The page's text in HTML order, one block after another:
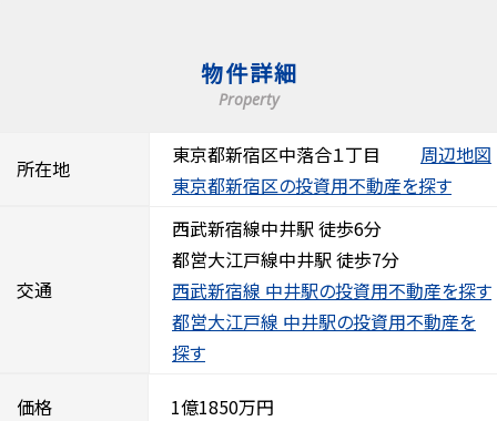
物件詳細
Property
所在地
東京都新宿区中落合１丁目
周辺地図
東京都新宿区の投資用不動産を探す
交通
西武新宿線中井駅 徒歩6分
都営大江戸線中井駅 徒歩7分
西武新宿線 中井駅の投資用不動産を探す
都営大江戸線 中井駅の投資用不動産を
探す
価格 1億1850万円